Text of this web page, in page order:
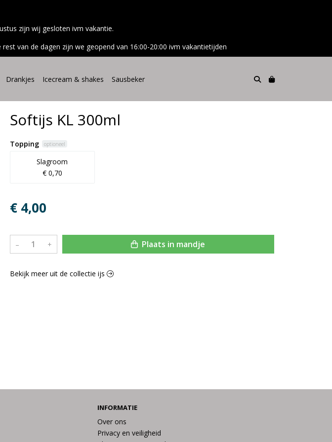
zijn wij gesloten ivm vakantie.
van de dagen zijn we geopend van 16:00-20:00 ivm vakantietijden
Drankjes Icecream & shakes Sausbeker
Softijs KL 300ml
Topping optioneel
Slagroom
€ 0,70
€ 4,00
– + Plaats in mandje
Bekijk meer uit de collectie ijs
INFORMATIE
Over ons
Privacy en veiligheid